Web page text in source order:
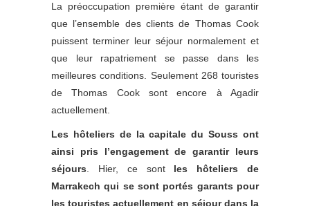
La préoccupation première étant de garantir
que l’ensemble des clients de Thomas Cook
puissent terminer leur séjour normalement et
que leur rapatriement se passe dans les
meilleures conditions. Seulement 268 touristes
de Thomas Cook sont encore à Agadir
actuellement.
Les hôteliers de la capitale du Souss ont
ainsi pris l’engagement de garantir leurs
séjours . Hier, ce sont les hôteliers de
Marrakech qui se sont portés garants pour
les touristes actuellement en séjour dans la